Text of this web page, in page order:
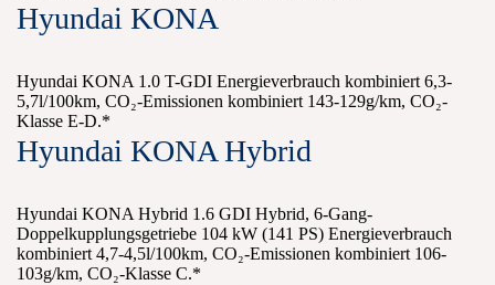
Hyundai KONA
Hyundai KONA 1.0 T-GDI Energieverbrauch kombiniert 6,3-
5,7l/100km, CO₂-Emissionen kombiniert 143-129g/km, CO₂-
Klasse E-D.*
Hyundai KONA Hybrid
Hyundai KONA Hybrid 1.6 GDI Hybrid, 6-Gang-
Doppelkupplungsgetriebe 104 kW (141 PS) Energieverbrauch
kombiniert 4,7-4,5l/100km, CO₂-Emissionen kombiniert 106-
103g/km, CO₂-Klasse C.*